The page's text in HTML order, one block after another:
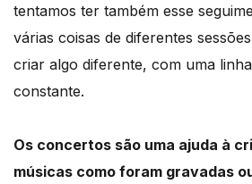
tentamos ter também esse
várias coisas de diferentes
criar algo diferente, com uma
constante.
Os concertos são uma ajuda à
músicas como foram gravadas